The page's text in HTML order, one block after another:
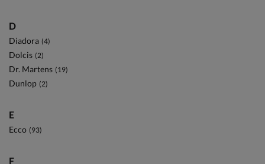
D
Diadora (4)
Dolcis (2)
Dr. Martens (19)
Dunlop (2)
E
Ecco (93)
F